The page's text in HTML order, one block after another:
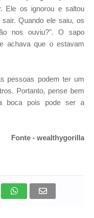
Ele os ignorou e saltou
Quando ele saiu, os
nos ouviu?". O sapo
achava que o estavam
pessoas podem ter um
Portanto, pense bem
boca pois pode ser a
Fonte - wealthygorilla